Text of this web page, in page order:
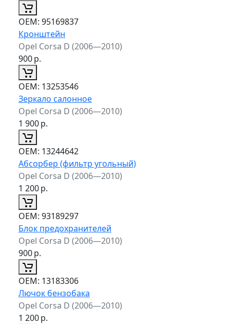
ОЕМ: 95169837
Кронштейн
Opel Corsa D (2006—2010)
900р.
ОЕМ: 13253546
Зеркало салонное
Opel Corsa D (2006—2010)
1 900р.
ОЕМ: 13244642
Абсорбер (фильтр угольный)
Opel Corsa D (2006—2010)
1 200р.
ОЕМ: 93189297
Блок предохранителей
Opel Corsa D (2006—2010)
900р.
ОЕМ: 13183306
Лючок бензобака
Opel Corsa D (2006—2010)
1 200р.